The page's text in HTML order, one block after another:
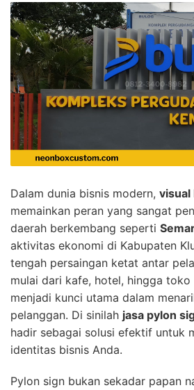
Dalam dunia bisnis modern, visual
memainkan peran yang sangat
daerah berkembang seperti
aktivitas ekonomi di Kabupaten
tengah persaingan ketat antar
mulai dari kafe, hotel, hingga
menjadi kunci utama dalam
pelanggan. Di sinilah jasa pylon
hadir sebagai solusi efektif untuk
identitas bisnis Anda.
Pylon sign bukan sekadar papan